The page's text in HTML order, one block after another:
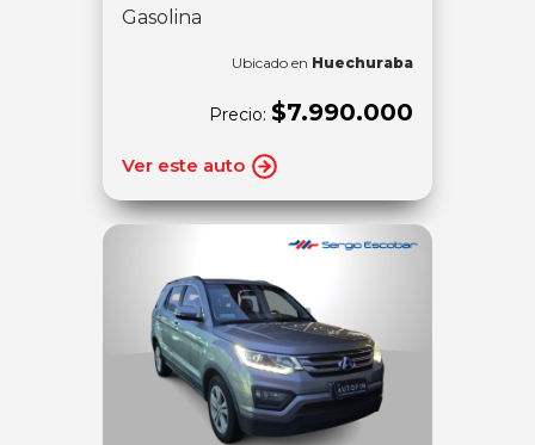
Gasolina
Ubicado en Huechuraba
Precio: $7.990.000
Ver este auto